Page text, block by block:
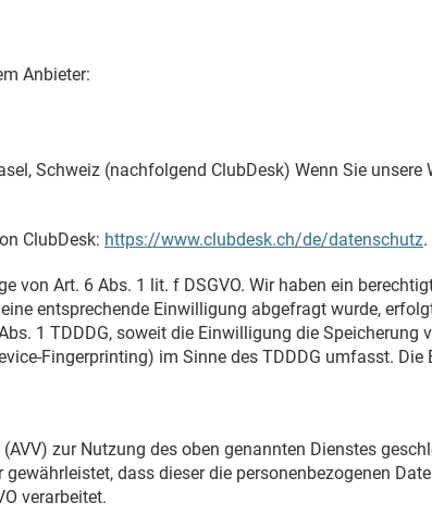
Anbieter:
Schweiz (nachfolgend ClubDesk) Wenn Sie unsere
ClubDesk: https://www.clubdesk.ch/de/datenschutz.
von Art. 6 Abs. 1 lit. f DSGVO. Wir haben ein
entsprechende Einwilligung abgefragt wurde,
1 TDDDG, soweit die Einwilligung die
Fingerprinting) im Sinne des TDDDG umfasst.
zur Nutzung des oben genannten Dienstes
dass dieser die personenbezogenen
verarbeitet.